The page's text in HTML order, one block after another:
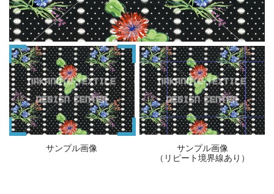
サンプル画像
サンプル画像
（リピート境界線あり）